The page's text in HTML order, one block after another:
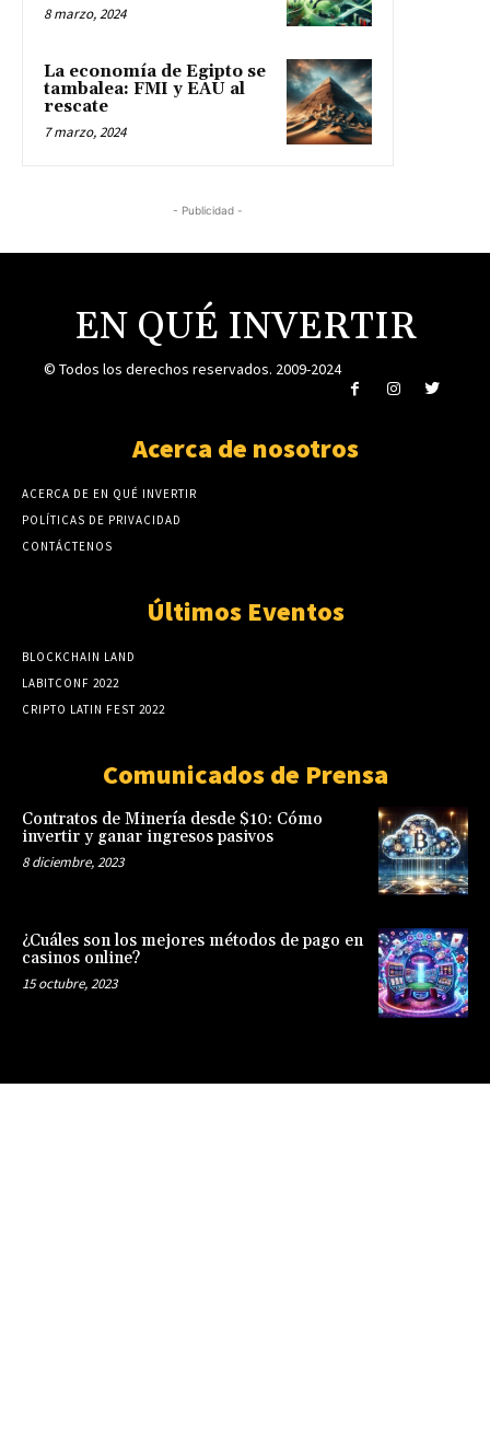
8 marzo, 2024
La economía de Egipto se
tambalea: FMI y EAU al
rescate
7 marzo, 2024
- Publicidad -
EN QUÉ INVERTIR
© Todos los derechos reservados. 2009-2024
Acerca de nosotros
ACERCA DE EN QUÉ INVERTIR
POLÍTICAS DE PRIVACIDAD
CONTÁCTENOS
Últimos Eventos
BLOCKCHAIN LAND
LABITCONF 2022
CRIPTO LATIN FEST 2022
Comunicados de Prensa
Contratos de Minería desde $10: Cómo
invertir y ganar ingresos pasivos
8 diciembre, 2023
¿Cuáles son los mejores métodos de pago en
casinos online?
15 octubre, 2023